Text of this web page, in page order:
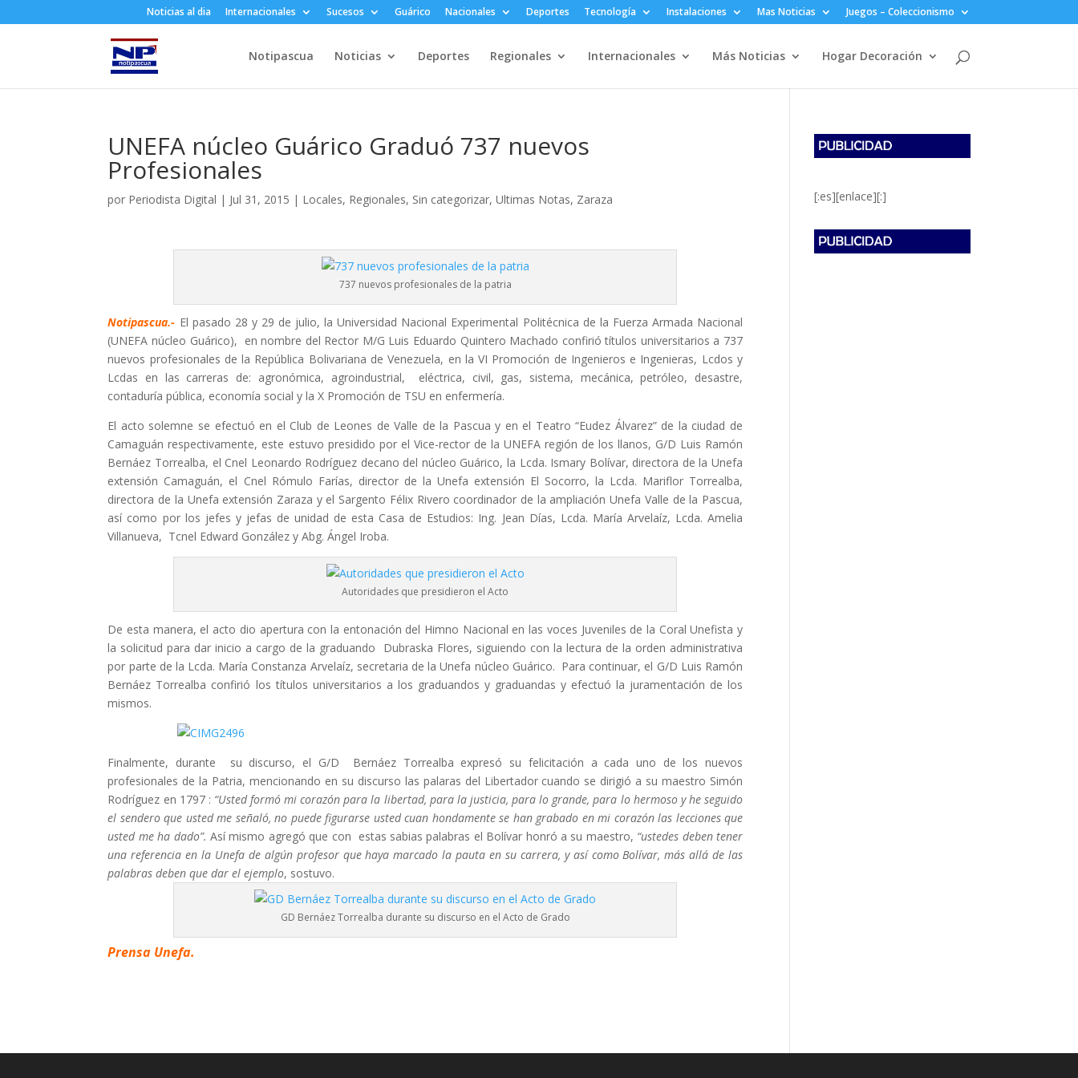
Noticias al dia Internacionales Sucesos Guárico Nacionales Deportes Tecnología Instalaciones Mas Noticias Juegos – Coleccionismo
Notipascua Noticias Deportes Regionales Internacionales Más Noticias Hogar Decoración
UNEFA núcleo Guárico Graduó 737 nuevos
Profesionales
por Periodista Digital | Jul 31, 2015 | Locales, Regionales, Sin categorizar,Ultimas Notas, Zaraza
737 nuevos profesionales de la patria
Notipascua.- El pasado 28 y 29 de julio, la Universidad Nacional Experimental Politécnica de la Fuerza Armada Nacional
(UNEFA núcleo Guárico), en nombre del Rector M/G Luis Eduardo Quintero Machado confirió títulos universitarios a 737
nuevos profesionales de la República Bolivariana de Venezuela, en la VI Promoción de Ingenieros e Ingenieras, Lcdos y
Lcdas en las carreras de: agronómica, agroindustrial, eléctrica, civil, gas, sistema, mecánica, petróleo, desastre,
contaduría pública, economía social y la X Promoción de TSU en enfermería.
El acto solemne se efectuó en el Club de Leones de Valle de la Pascua y en el Teatro “Eudez Álvarez” de la ciudad de
Camaguán respectivamente, este estuvo presidido por el Vice-rector de la UNEFA región de los llanos, G/D Luis Ramón
Bernáez Torrealba, el Cnel Leonardo Rodríguez decano del núcleo Guárico, la Lcda. Ismary Bolívar, directora de la Unefa
extensión Camaguán, el Cnel Rómulo Farías, director de la Unefa extensión El Socorro, la Lcda. Mariflor Torrealba,
directora de la Unefa extensión Zaraza y el Sargento Félix Rivero coordinador de la ampliación Unefa Valle de la Pascua,
así como por los jefes y jefas de unidad de esta Casa de Estudios: Ing. Jean Días, Lcda. María Arvelaíz, Lcda. Amelia
Villanueva, Tcnel Edward González y Abg. Ángel Iroba.
Autoridades que presidieron el Acto
De esta manera, el acto dio apertura con la entonación del Himno Nacional en las voces Juveniles de la Coral Unefista y
la solicitud para dar inicio a cargo de la graduando Dubraska Flores, siguiendo con la lectura de la orden administrativa
por parte de la Lcda. María Constanza Arvelaíz, secretaria de la Unefa núcleo Guárico. Para continuar, el G/D Luis Ramón
Bernáez Torrealba confirió los títulos universitarios a los graduandos y graduandas y efectuó la juramentación de los
mismos.
Finalmente, durante su discurso, el G/D Bernáez Torrealba expresó su felicitación a cada uno de los nuevos
profesionales de la Patria, mencionando en su discurso las palaras del Libertador cuando se dirigió a su maestro Simón
Rodríguez en 1797 : “Usted formó mi corazón para la libertad, para la justicia, para lo grande, para lo hermoso y he seguido
el sendero que usted me señaló, no puede figurarse usted cuan hondamente se han grabado en mi corazón las lecciones que
usted me ha dado”.Así mismo agregó que con estas sabias palabras el Bolívar honró a su maestro, “ustedes deben tener
una referencia en la Unefa de algún profesor que haya marcado la pauta en su carrera, y así como Bolívar, más allá de las
palabras deben que dar el ejemplo, sostuvo.
GD Bernáez Torrealba durante su discurso en el Acto de Grado
Prensa Unefa.
[:es][enlace][:]